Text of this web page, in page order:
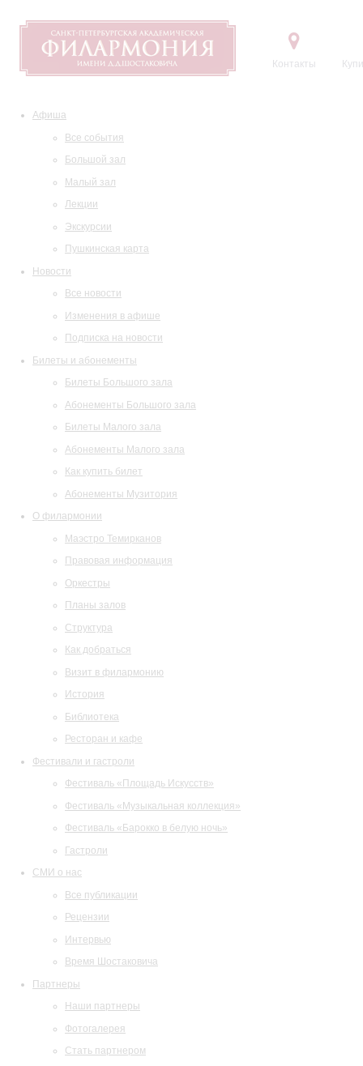
Контакты
Афиша
Все события
Большой зал
Малый зал
Лекции
Экскурсии
Пушкинская карта
Новости
Все новости
Изменения в афише
Подписка на новости
Билеты и абонементы
Билеты Большого зала
Абонементы Большого зала
Билеты Малого зала
Абонементы Малого зала
Как купить билет
Абонементы Музитория
О филармонии
Маэстро Темирканов
Правовая информация
Оркестры
Планы залов
Структура
Как добраться
Визит в филармонию
История
Библиотека
Ресторан и кафе
Фестивали и гастроли
Фестиваль «Площадь Искусств»
Фестиваль «Музыкальная коллекция»
Фестиваль «Барокко в белую ночь»
Гастроли
СМИ о нас
Все публикации
Рецензии
Интервью
Время Шостаковича
Партнеры
Наши партнеры
Фотогалерея
Стать партнером